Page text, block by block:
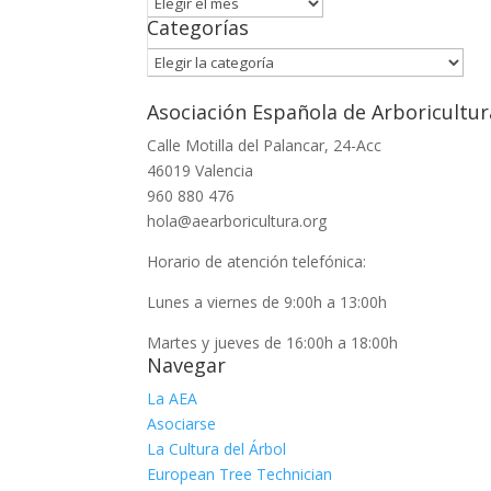
Categorías
Categorías
Asociación Española de
Calle Motilla del Palancar, 24-Acc
46019 Valencia
960 880 476
hola@aearboricultura.org
Horario de atención telefónica:
Lunes a viernes de 9:00h a 13:00h
Martes y jueves de 16:00h a 18:00h
Navegar
La AEA
Asociarse
La Cultura del Árbol
European Tree Technician